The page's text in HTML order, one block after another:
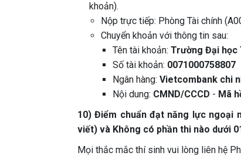
khoản).
Nộp trực tiếp: Phòng Tài chính
Chuyển khoản với thông tin sau:
Tên tài khoản: Trường Đại học
Số tài khoản: 0071000758807
Ngân hàng: Vietcombank chi
Nội dung: CMND/CCCD - Mã
10) Điểm chuẩn đạt năng lực ngoại
viết) và Không có phần thi nào dưới
Mọi thắc mắc thí sinh vui lòng liên hệ